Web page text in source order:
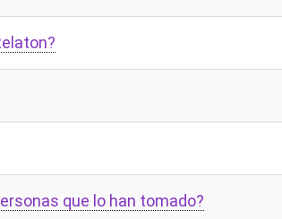
que lo han tomado?